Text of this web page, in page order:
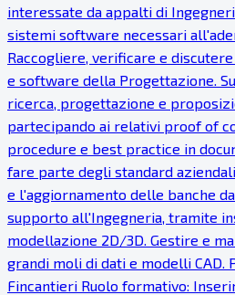
interessate da appalti di
sistemi software necessari
Raccogliere, verificare e
e software della Progettazione.
ricerca, progettazione e
partecipando ai relativi proof of
procedure e best practice in
fare parte degli standard
e l'aggiornamento delle banche
supporto all'Ingegneria, tramite
modellazione 2D/3D. Gestire e
grandi moli di dati e modelli CAD.
Fincantieri Ruolo formativo: